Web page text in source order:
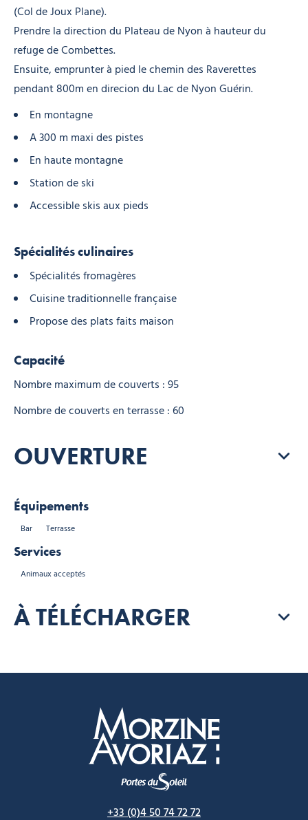
(Col de Joux Plane).
Prendre la direction du Plateau de Nyon à hauteur du
refuge de Combettes.
Ensuite, emprunter à pied le chemin des Raverettes
pendant 800m en direcion du Lac de Nyon Guérin.
En montagne
A 300 m maxi des pistes
En haute montagne
Station de ski
Accessible skis aux pieds
Spécialités culinaires
Spécialités fromagères
Cuisine traditionnelle française
Propose des plats faits maison
Capacité
Nombre maximum de couverts : 95
Nombre de couverts en terrasse : 60
OUVERTURE
Équipements
Bar Terrasse
Services
Animaux acceptés
À TÉLÉCHARGER
+33 (0)4 50 74 72 72